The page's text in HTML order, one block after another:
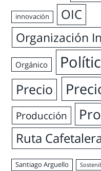
innovación
OIC
Organización
Orgánico
Precio
Producción
Ruta
Santiago Arguello